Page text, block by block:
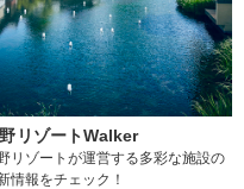
リゾートWalker
リゾートが運営する多彩な施設の
情報をチェック！